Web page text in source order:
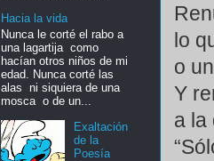
lo
o
Y
a la
Hacia la vida
Nunca le corté el rabo a
una lagartija como
hacían otros niños de mi
edad. Nunca corté las
alas ni siquiera de una
mosca o de un...
Exaltación
de la
Poesía